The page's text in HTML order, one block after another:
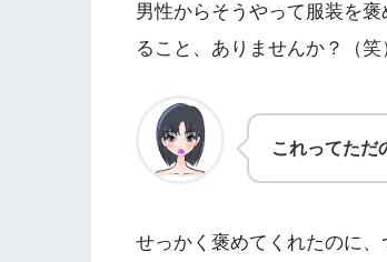
男性からそうやって服装を
ること、ありませんか？（笑
これってた
せっかく褒めてくれたのに